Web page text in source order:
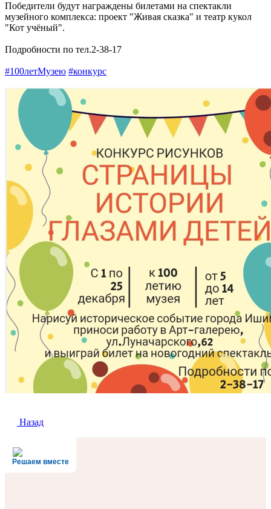
Победители будут награждены билетами на спектакли
музейного комплекса: проект "Живая сказка" и театр кукол
"Кот учёный".
Подробности по тел.2-38-17
#100летМузею #конкурс
Назад
Решаем вместе